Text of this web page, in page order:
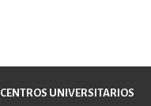
CENTROS UNIVERSITARIOS